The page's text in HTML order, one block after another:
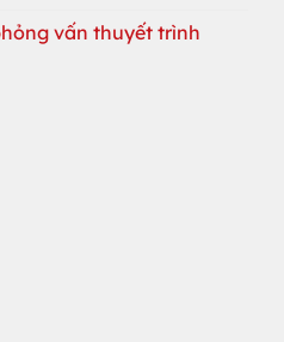
vấn thuyết trình